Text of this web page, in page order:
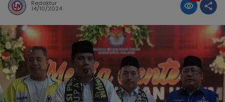
Redaktur
14/10/2024